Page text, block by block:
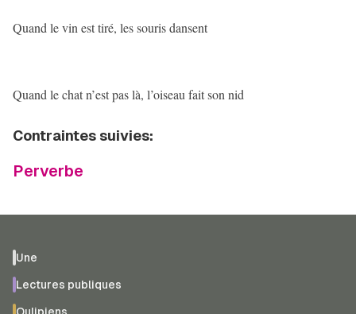
Quand le vin est tiré, les souris dansent
Quand le chat n’est pas là, l’oiseau fait son nid
Contraintes suivies:
Perverbe
Une
Lectures publiques